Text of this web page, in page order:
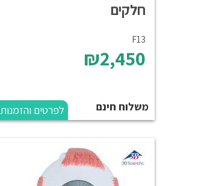
חלקים
F13
₪2,450
משלוח חינם לפרטים והזמנות